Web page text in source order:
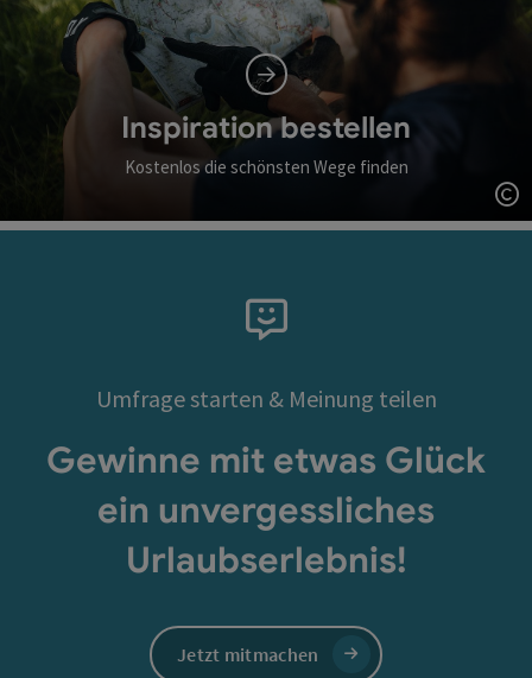
Inspiration bestellen
Kostenlos die schönsten Wege finden
Umfrage starten & Meinung teilen
Gewinne mit etwas Glück
ein unvergessliches
Urlaubserlebnis!
Jetzt mitmachen